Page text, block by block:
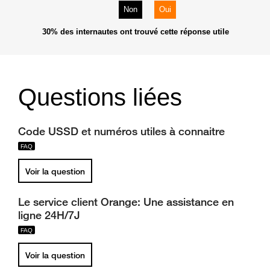
Non Oui
30% des internautes ont trouvé cette réponse utile
Questions liées
Code USSD et numéros utiles à connaitre
Voir la question
Le service client Orange: Une assistance en
ligne 24H/7J
Voir la question